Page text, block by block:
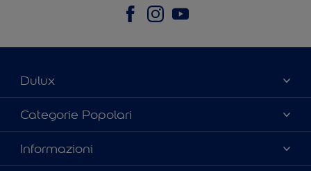
Dulux
Chi siamo
Contattaci
Mappa del sito
Categorie Popolari
Trova un colore
Scegli un prodotto
Informazioni